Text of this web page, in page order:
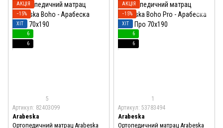
АКЦІЯ
−15%
ХІТ
6
6
5
Артикул: 82403099
Arabeska
Ортопедичний матрац Arabeska
АКЦІЯ
−15%
ХІТ
6
6
1
Артикул: 53783494
Arabeska
Ортопедичний матрац Arabeska